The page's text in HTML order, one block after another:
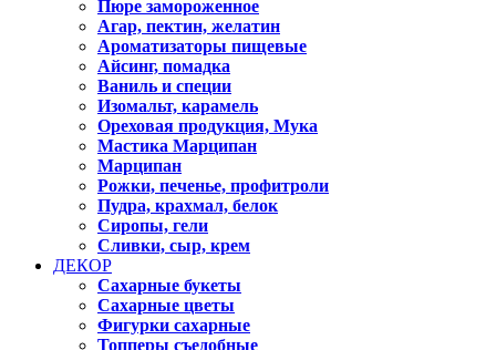
Пюре замороженное
Агар, пектин, желатин
Ароматизаторы пищевые
Айсинг, помадка
Ваниль и специи
Изомальт, карамель
Ореховая продукция, Мука
Мастика Марципан
Марципан
Рожки, печенье, профитроли
Пудра, крахмал, белок
Сиропы, гели
Сливки, сыр, крем
ДЕКОР
Сахарные букеты
Сахарные цветы
Фигурки сахарные
Топперы съедобные